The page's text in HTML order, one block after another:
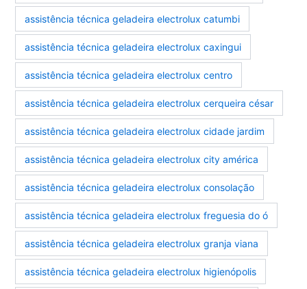
assistência técnica geladeira electrolux catumbi
assistência técnica geladeira electrolux caxingui
assistência técnica geladeira electrolux centro
assistência técnica geladeira electrolux cerqueira césar
assistência técnica geladeira electrolux cidade jardim
assistência técnica geladeira electrolux city américa
assistência técnica geladeira electrolux consolação
assistência técnica geladeira electrolux freguesia do ó
assistência técnica geladeira electrolux granja viana
assistência técnica geladeira electrolux higienópolis